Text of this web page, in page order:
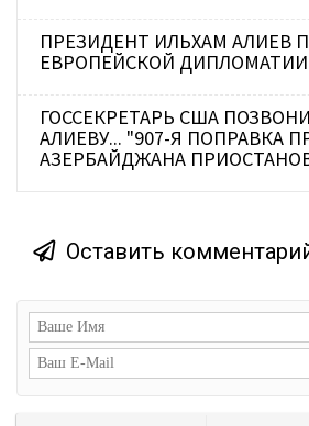
ПРЕЗИДЕНТ ИЛЬХАМ АЛИЕВ
ЕВРОПЕЙСКОЙ
ГОССЕКРЕТАРЬ США
АЛИЕВУ... "907-Я ПОПРАВКА
АЗЕРБАЙДЖАНА
Оставить